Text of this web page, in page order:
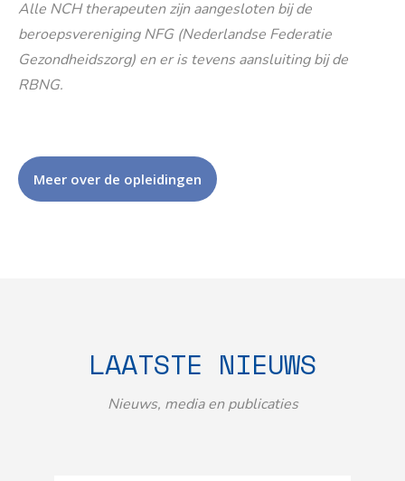
Alle NCH therapeuten zijn aangesloten bij de
beroepsvereniging NFG (Nederlandse Federatie
Gezondheidszorg) en er is tevens aansluiting bij de
RBNG.
Meer over de opleidingen
LAATSTE NIEUWS
Nieuws, media en publicaties